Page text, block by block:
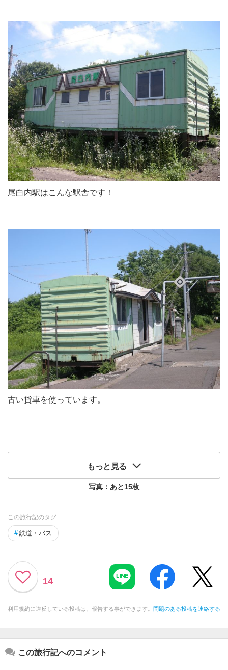
尾白内駅はこんな駅舎です！
古い貨車を使っています。
もっと見る
写真：あと15枚
この旅行記のタグ
#鉄道・バス
14
利用規約に違反している投稿は、報告する事ができます。 問題のある投稿を連絡する
この旅行記へのコメント